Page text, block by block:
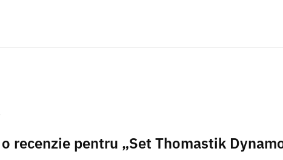
recenzie pentru „Set Thomastik